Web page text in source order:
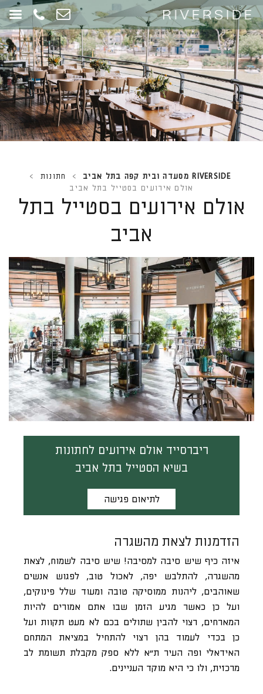
RIVERSIDE מסעדה ובית קפה בתל אביב > חתונות
>
אולם אירועים בסטייל בתל אביב
אולם אירועים בסטייל בתל
אביב
ריברסייד אולם אירועים לחתונות
בשיא הסטייל בתל אביב
לתיאום פגישה
הזדמנות לצאת מהשגרה
איזה כיף שיש סיבה למסיבה! שיש סיבה לשמוח, לצאת
מהשגרה, להתלבש יפה, לאכול טוב, לפגוש אנשים
שאוהבים, ליהנות ממוסיקה טובה ומעוד שלל פינוקים,
ועל כן כאשר מגיע הזמן שבו אתם אמורים להיות
המארחים, רצוי להבין שתולים בכם לא מעט תקוות ועל
כן בכדי לעמוד בהן רצוי להתחיל במציאת המתחם
האידאלי ופה העיר ת”א ללא ספק מקבלת תשומת לב
מרכזית, ולו כי היא מוקד העניינים.